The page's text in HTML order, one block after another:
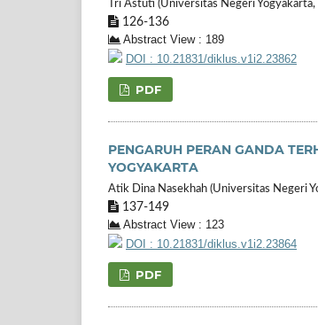
Tri Astuti (Universitas Negeri Yogyakarta,
126-136
Abstract View : 189
DOI : 10.21831/diklus.v1i2.23862
PDF
PENGARUH PERAN GANDA
YOGYAKARTA
Atik Dina Nasekhah (Universitas Negeri
137-149
Abstract View : 123
DOI : 10.21831/diklus.v1i2.23864
PDF